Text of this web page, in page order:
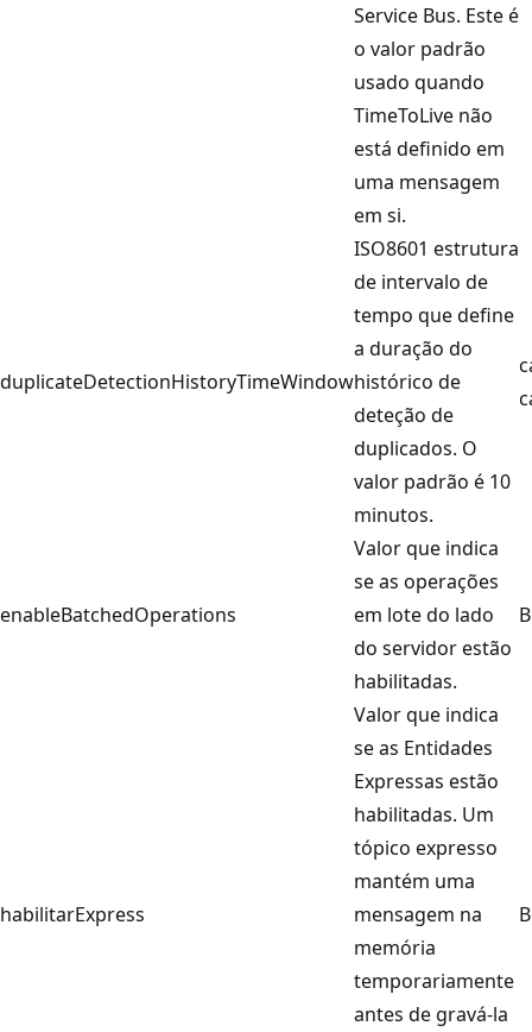
Service Bus. Este é
o valor padrão
usado quando
TimeToLive não
está definido em
uma mensagem
em si.
duplicateDetectionHistoryTimeWindow
ISO8601 estrutura
de intervalo de
tempo que define
a duração do
histórico de
deteção de
duplicados. O
valor padrão é 10
minutos.
enableBatchedOperations
Valor que indica
se as operações
em lote do lado
do servidor estão
habilitadas.
habilitarExpress
Valor que indica
se as Entidades
Expressas estão
habilitadas. Um
tópico expresso
mantém uma
mensagem na
memória
temporariamente
antes de gravá-la